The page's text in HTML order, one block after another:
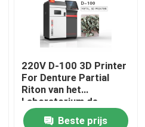
220V D-100 3D Printer
For Denture Partial
Riton van het
Laboratorium de
Tandmetaal
Beste prijs